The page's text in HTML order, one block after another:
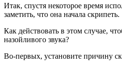
Итак, спустя некоторое время
заметить, что она начала скрипеть.
Как действовать в этом случае,
назойливого звука?
Во-первых, установите причину